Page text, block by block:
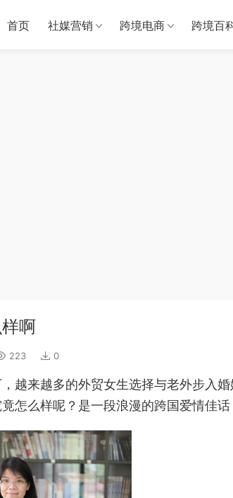
首页 社媒营销 跨境电商 跨境百
啊
223 0
越来越多的外贸女生选择与老外步入
怎么样呢？是一段浪漫的跨国爱情佳